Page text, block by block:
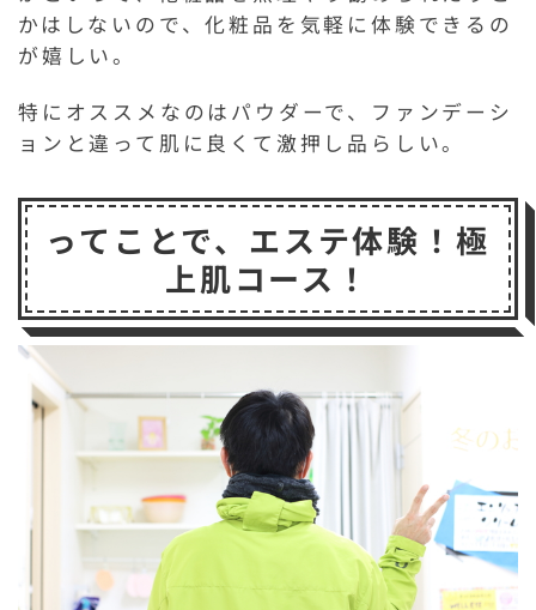
かはしないので、化粧品を気軽に体験できるの
が嬉しい。
特にオススメなのはパウダーで、ファンデーシ
ョンと違って肌に良くて激押し品らしい。
ってことで、エステ体験！極
上肌コース！